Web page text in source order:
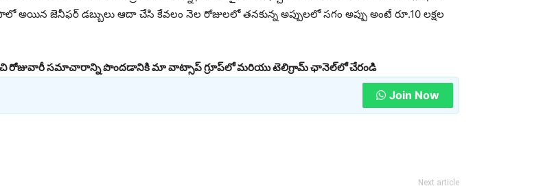
జెనీఫర్ డబ్బులు ఆదా చేసి కేవలం నెల రోజులలో తనకున్న అప్పులలో సగం అప్పు అంటే రూ.10 లక్షల
రోజువారీ సమాచారాన్ని పొందడానికి మా వాట్సాప్ గ్రూప్‌లో మరియు టెలిగ్రామ్ ఛానెల్‌లో చేరండి
Join Now
Next article